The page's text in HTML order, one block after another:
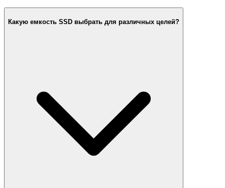
Какую емкость SSD выбрать для различных целей?